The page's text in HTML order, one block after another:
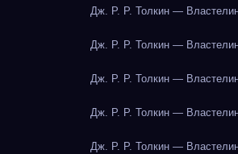
Дж. Р. Р. Толкин —
Дж. Р. Р. Толкин —
Дж. Р. Р. Толкин —
Дж. Р. Р. Толкин —
Дж. Р. Р. Толкин —